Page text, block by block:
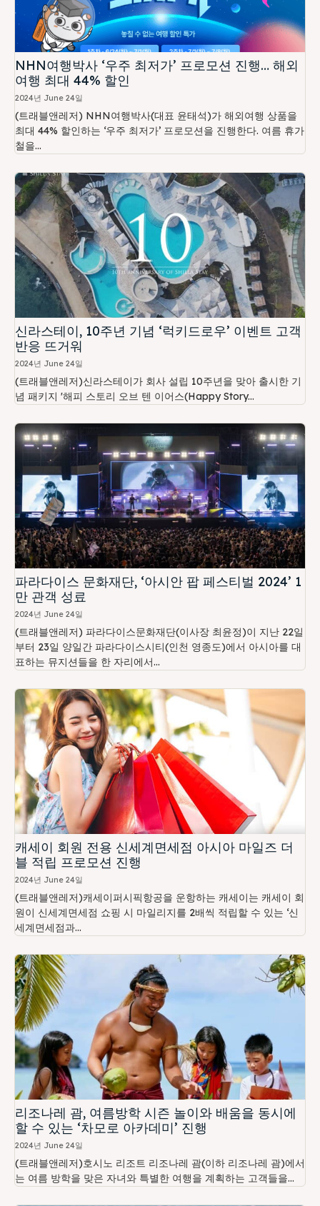
NHN여행박사 ‘우주 최저가’ 프로모션 진행… 해외
여행 최대 44% 할인
2024년 June 24일
(트래블앤레저) NHN여행박사(대표 윤태석)가 해외여행 상품을
최대 44% 할인하는 ‘우주 최저가’ 프로모션을 진행한다. 여름 휴가
철을...
신라스테이, 10주년 기념 ‘럭키드로우’ 이벤트 고객
반응 뜨거워
2024년 June 24일
(트래블앤레저)신라스테이가 회사 설립 10주년을 맞아 출시한 기
념 패키지 '해피 스토리 오브 텐 이어스(Happy Story...
파라다이스 문화재단, ‘아시안 팝 페스티벌 2024’ 1
만 관객 성료
2024년 June 24일
(트래블앤레저) 파라다이스문화재단(이사장 최윤정)이 지난 22일
부터 23일 양일간 파라다이스시티(인천 영종도)에서 아시아를 대
표하는 뮤지션들을 한 자리에서...
캐세이 회원 전용 신세계면세점 아시아 마일즈 더
블 적립 프로모션 진행
2024년 June 24일
(트래블앤레저)캐세이퍼시픽항공을 운항하는 캐세이는 캐세이 회
원이 신세계면세점 쇼핑 시 마일리지를 2배씩 적립할 수 있는 ‘신
세계면세점과...
리조나레 괌, 여름방학 시즌 놀이와 배움을 동시에
할 수 있는 ‘차모로 아카데미’ 진행
2024년 June 24일
(트래블앤레저)호시노 리조트 리조나레 괌(이하 리조나레 괌)에서
는 여름 방학을 맞은 자녀와 특별한 여행을 계획하는 고객들을...